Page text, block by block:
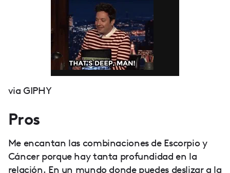
via GIPHY
Pros
Me encantan las combinaciones de Escorpio y
Cáncer porque hay tanta profundidad en la
relación. En un mundo donde puedes deslizar a la